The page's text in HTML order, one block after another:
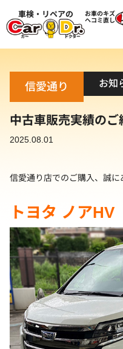
車検・リペアの
お車のキズ
ヘコミ直し
信愛通り お知
中古車販売実績のご
2025.08.01
信愛通り店でのご購入、誠に
トヨタ ノアHV